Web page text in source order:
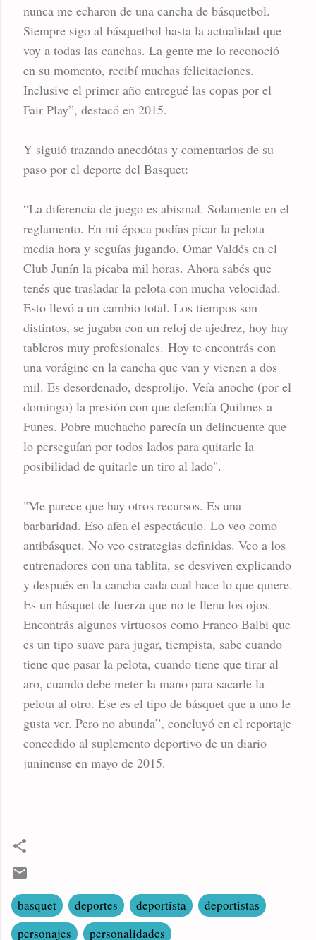
nunca me echaron de una cancha de básquetbol.
Siempre sigo al básquetbol hasta la actualidad que
voy a todas las canchas. La gente me lo reconoció
en su momento, recibí muchas felicitaciones.
Inclusive el primer año entregué las copas por el
Fair Play”, destacó en 2015.
Y siguió trazando anecdótas y comentarios de su
paso por el deporte del Basquet:
“La diferencia de juego es abismal. Solamente en el
reglamento. En mi época podías picar la pelota
media hora y seguías jugando. Omar Valdés en el
Club Junín la picaba mil horas. Ahora sabés que
tenés que trasladar la pelota con mucha velocidad.
Esto llevó a un cambio total. Los tiempos son
distintos, se jugaba con un reloj de ajedrez, hoy hay
tableros muy profesionales. Hoy te encontrás con
una vorágine en la cancha que van y vienen a dos
mil. Es desordenado, desprolijo. Veía anoche (por el
domingo) la presión con que defendía Quilmes a
Funes. Pobre muchacho parecía un delincuente que
lo perseguían por todos lados para quitarle la
posibilidad de quitarle un tiro al lado".
"Me parece que hay otros recursos. Es una
barbaridad. Eso afea el espectáculo. Lo veo como
antibásquet. No veo estrategias definidas. Veo a los
entrenadores con una tablita, se desviven explicando
y después en la cancha cada cual hace lo que quiere.
Es un básquet de fuerza que no te llena los ojos.
Encontrás algunos virtuosos como Franco Balbi que
es un tipo suave para jugar, tiempista, sabe cuando
tiene que pasar la pelota, cuando tiene que tirar al
aro, cuando debe meter la mano para sacarle la
pelota al otro. Ese es el tipo de básquet que a uno le
gusta ver. Pero no abunda”, concluyó en el reportaje
concedido al suplemento deportivo de un diario
juninense en mayo de 2015.
basquet deportes deportista
deportistas
personajes
personalidades